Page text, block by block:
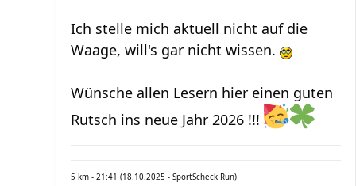
Ich stelle mich aktuell nicht auf die
Waage, will's gar nicht wissen.
Wünsche allen Lesern hier einen guten
Rutsch ins neue Jahr 2026 !!!
5 km - 21:41 (18.10.2025 - SportScheck Run)